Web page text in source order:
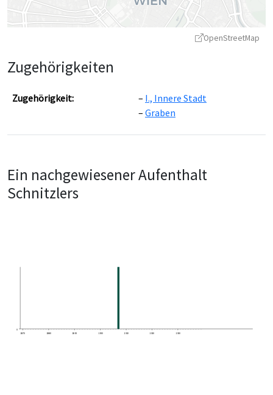
OpenStreetMap
Zugehörigkeiten
Zugehörigkeit:
I., Innere Stadt
Graben
Ein nachgewiesener Aufenthalt
Schnitzlers
0
1870
1880 1890 1900 1910 1920 1930